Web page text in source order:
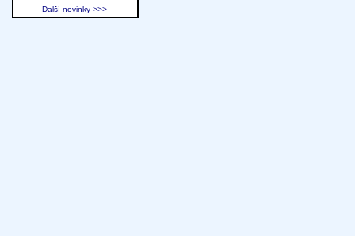
Další novinky >>>